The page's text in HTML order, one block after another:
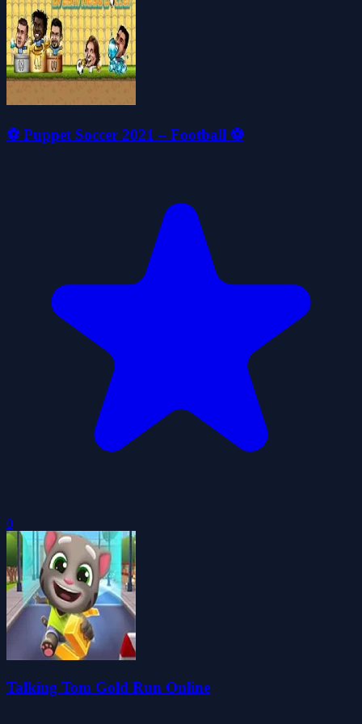
⚽ Puppet Soccer 2021 – Football ⚽
0
Talking Tom Gold Run Online